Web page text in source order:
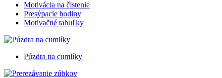
Motivácia na čistenie
Presýpacie hodiny
Motivačné tabuľky
Púzdra na cumlíky